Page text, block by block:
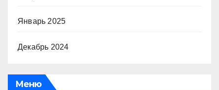
Январь 2025
Декабрь 2024
Меню